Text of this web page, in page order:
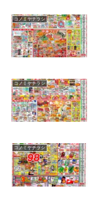
コノミヤチラシ
コノミヤチラシ
コノミヤチラシ